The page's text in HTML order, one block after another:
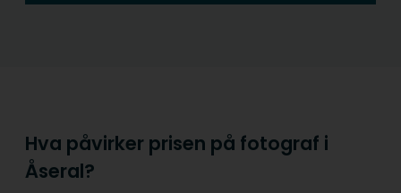
Hva påvirker prisen på fotograf i
Åseral?